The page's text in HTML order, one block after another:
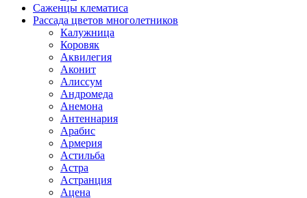
Саженцы клематиса
Рассада цветов многолетников
Калужница
Коровяк
Аквилегия
Аконит
Алиссум
Андромеда
Анемона
Антеннария
Арабис
Армерия
Астильба
Астра
Астранция
Ацена